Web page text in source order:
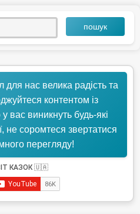
пошук
нас велика радість та
контентом із
вас виникнуть будь-які
не соромтеся звертатися
перегляду!